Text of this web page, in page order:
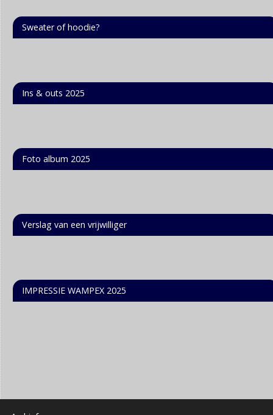
Sweater of hoodie?
Ins & outs 2025
Foto album 2025
Verslag van een vrijwilliger
IMPRESSIE WAMPEX 2025